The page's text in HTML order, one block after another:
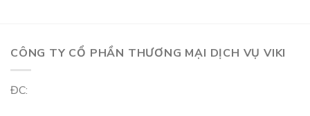
CÔNG TY CỔ PHẦN THƯƠNG MẠI DỊCH VỤ VIKI
ĐC: